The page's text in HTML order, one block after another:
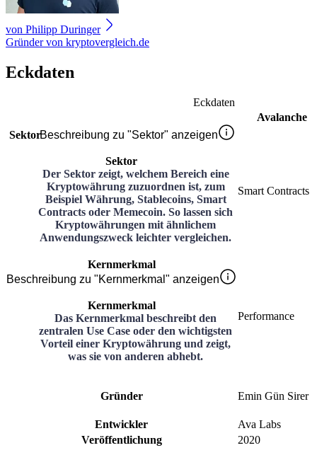
von Philipp Duringer
Gründer von kryptovergleich.de
Eckdaten
Eckdaten
Avalanche
SektorBeschreibung zu "Sektor" anzeigen
Sektor
Der Sektor zeigt, welchem Bereich eine
Kryptowährung zuzuordnen ist, zum
Beispiel Währung, Stablecoins, Smart
Contracts oder Memecoin. So lassen sich
Kryptowährungen mit ähnlichem
Anwendungszweck leichter vergleichen.
Smart Contracts
Kernmerkmal
Beschreibung zu "Kernmerkmal" anzeigen
Kernmerkmal
Das Kernmerkmal beschreibt den
zentralen Use Case oder den wichtigsten
Vorteil einer Kryptowährung und zeigt,
was sie von anderen abhebt.
Performance
Gründer Emin Gün Sirer
Entwickler
Ava Labs
Veröffentlichung
2020